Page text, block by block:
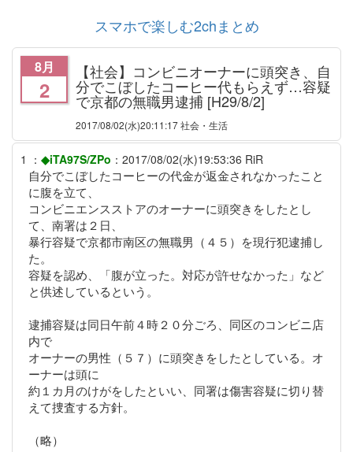
スマホで楽しむ2chまとめ
8月
2
【社会】コンビニオーナーに頭突き、自
分でこぼしたコーヒー代もらえず…容疑
で京都の無職男逮捕 [H29/8/2]
2017/08/02(水)20:11:17 社会・生活
1 ： ◆iTA97S/ZPo ： 2017/08/02(水)19:53:36 RiR
自分でこぼしたコーヒーの代金が返金されなかったこと
に腹を立て、
コンビニエンスストアのオーナーに頭突きをしたとし
て、南署は２日、
暴行容疑で京都市南区の無職男（４５）を現行犯逮捕し
た。
容疑を認め、「腹が立った。対応が許せなかった」など
と供述しているという。
逮捕容疑は同日午前４時２０分ごろ、同区のコンビニ店
内で
オーナーの男性（５７）に頭突きをしたとしている。オ
ーナーは頭に
約１カ月のけがをしたといい、同署は傷害容疑に切り替
えて捜査する方針。
（略）